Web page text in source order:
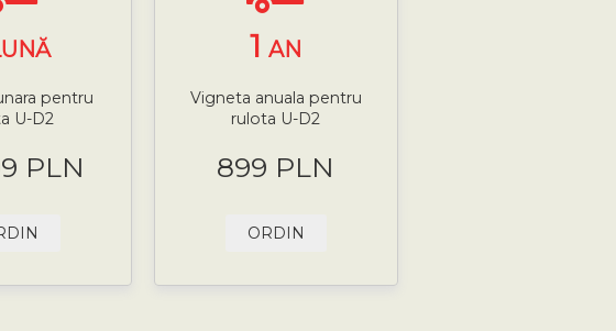
pentru
U-D2
PLN
1AN
Vigneta anuala pentru
rulota U-D2
899 PLN
ORDIN